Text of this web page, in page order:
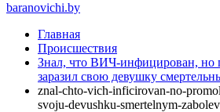
baranovichi.by
Главная
Происшествия
Знал, что ВИЧ-инфицирован, но
заразил свою девушку
znal-chto-vich-inficirovan-no-
svoju-devushku-smertelnym-